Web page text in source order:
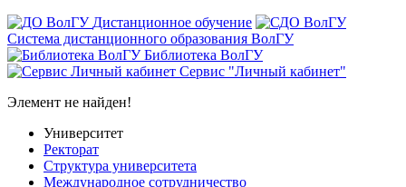
Дистанционное обучение
Система дистанционного образования ВолГУ
Библиотека ВолГУ
Сервис "Личный кабинет"
Элемент не найден!
Университет
Ректорат
Структура университета
Международное сотрудничество